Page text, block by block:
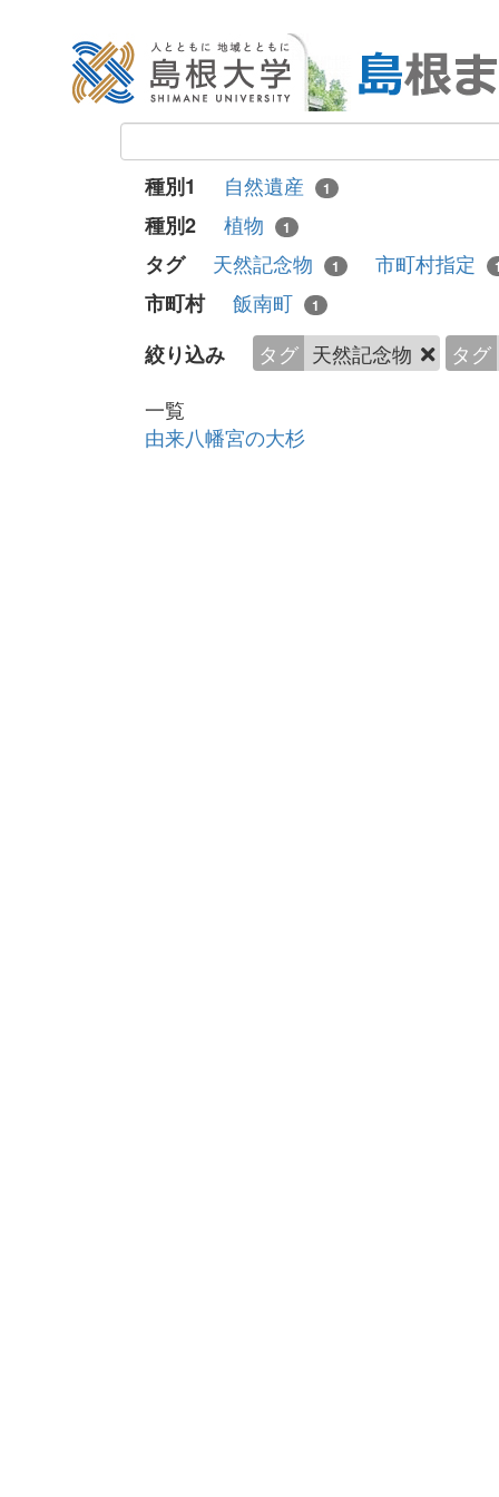
種別1 自然遺産 1
種別2 植物 1
タグ 天然記念物 1 市町村指定
市町村 飯南町 1
絞り込み タグ 天然記念物
タグ
一覧
由来八幡宮の大杉